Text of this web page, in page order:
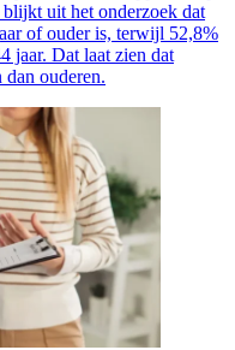
uit het onderzoek dat
of ouder is, terwijl 52,8%
jaar. Dat laat zien dat
ouderen.